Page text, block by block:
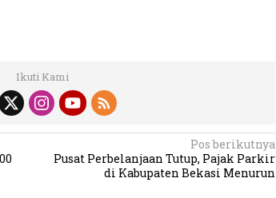
Ikuti Kami
Pos berikutnya
Pusat Perbelanjaan Tutup, Pajak Parkir
di Kabupaten Bekasi Menurun